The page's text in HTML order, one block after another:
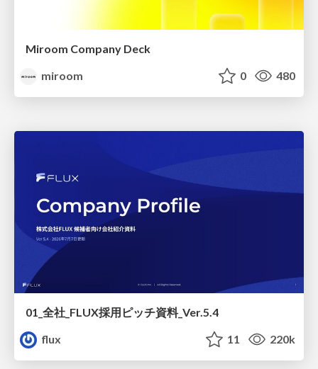
Miroom Company Deck
miroom
0 480
01_全社_FLUX採用ピッチ資料_Ver.5.4
flux
11 220k